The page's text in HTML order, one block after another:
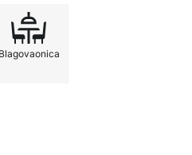
tri snage podesive
Blagovaonica